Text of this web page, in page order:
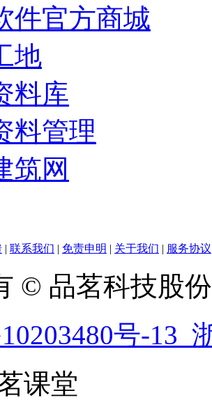
件官方商城
地
料库
料管理
筑网
| 联系我们 | 免责申明 | 关于我们 | 服务协议
© 品茗科技股
号-13
课堂